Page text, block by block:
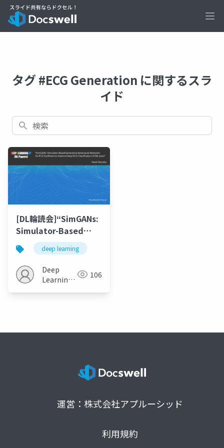
タグ #ECG Generation に関するスラ
イド
検索
[DL輪読会]“SimGANs:
Simulator-Based
Generative
Adversarial
Networks for ECG
Synthesis to Improve
Deep ECG
deep learning
Deep
Learning
106
運営：株式会社アプルーシッド
利用規約